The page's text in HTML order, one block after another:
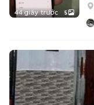
44 giây trước 5